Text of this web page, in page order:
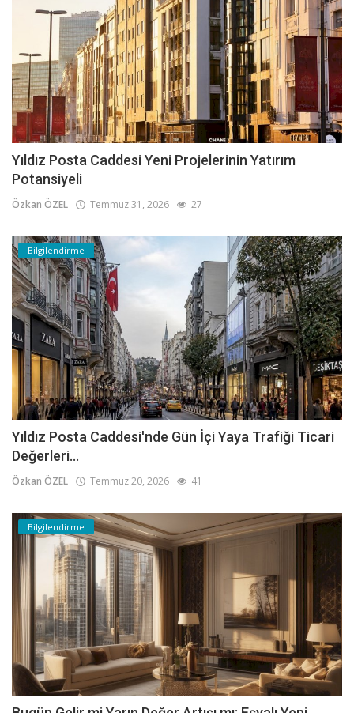
Yıldız Posta Caddesi Yeni Projelerinin Yatırım
Potansiyeli
Özkan ÖZEL Temmuz 31, 2026 27
Bilgilendirme
Yıldız Posta Caddesi'nde Gün İçi Yaya Trafiği Ticari
Değerleri...
Özkan ÖZEL Temmuz 20, 2026 41
Bilgilendirme